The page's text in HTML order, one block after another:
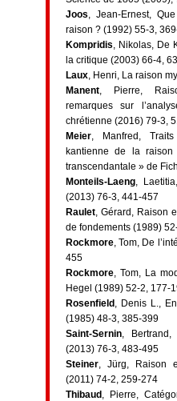
Joos, Jean-Ernest,
raison ? (1992) 55-3,
Kompridis, Nikolas, De
la critique (2003) 66-4,
Laux, Henri, La raison
Manent, Pierre,
remarques sur
chrétienne (2016) 79-3,
Meier, Manfred,
kantienne de la
transcendantale » de
Monteils-Laeng,
(2013) 76-3, 441-457
Raulet, Gérard, Raison
de fondements (1989)
Rockmore, Tom, De
455
Rockmore, Tom, La
Hegel (1989) 52-2, 177-
Rosenfield , Denis L.,
(1985) 48-3, 385-399
Saint-Sernin, Bertrand,
(2013) 76-3, 483-495
Steiner, Jürg, Raison
(2011) 74-2, 259-274
Thibaud , Pierre,